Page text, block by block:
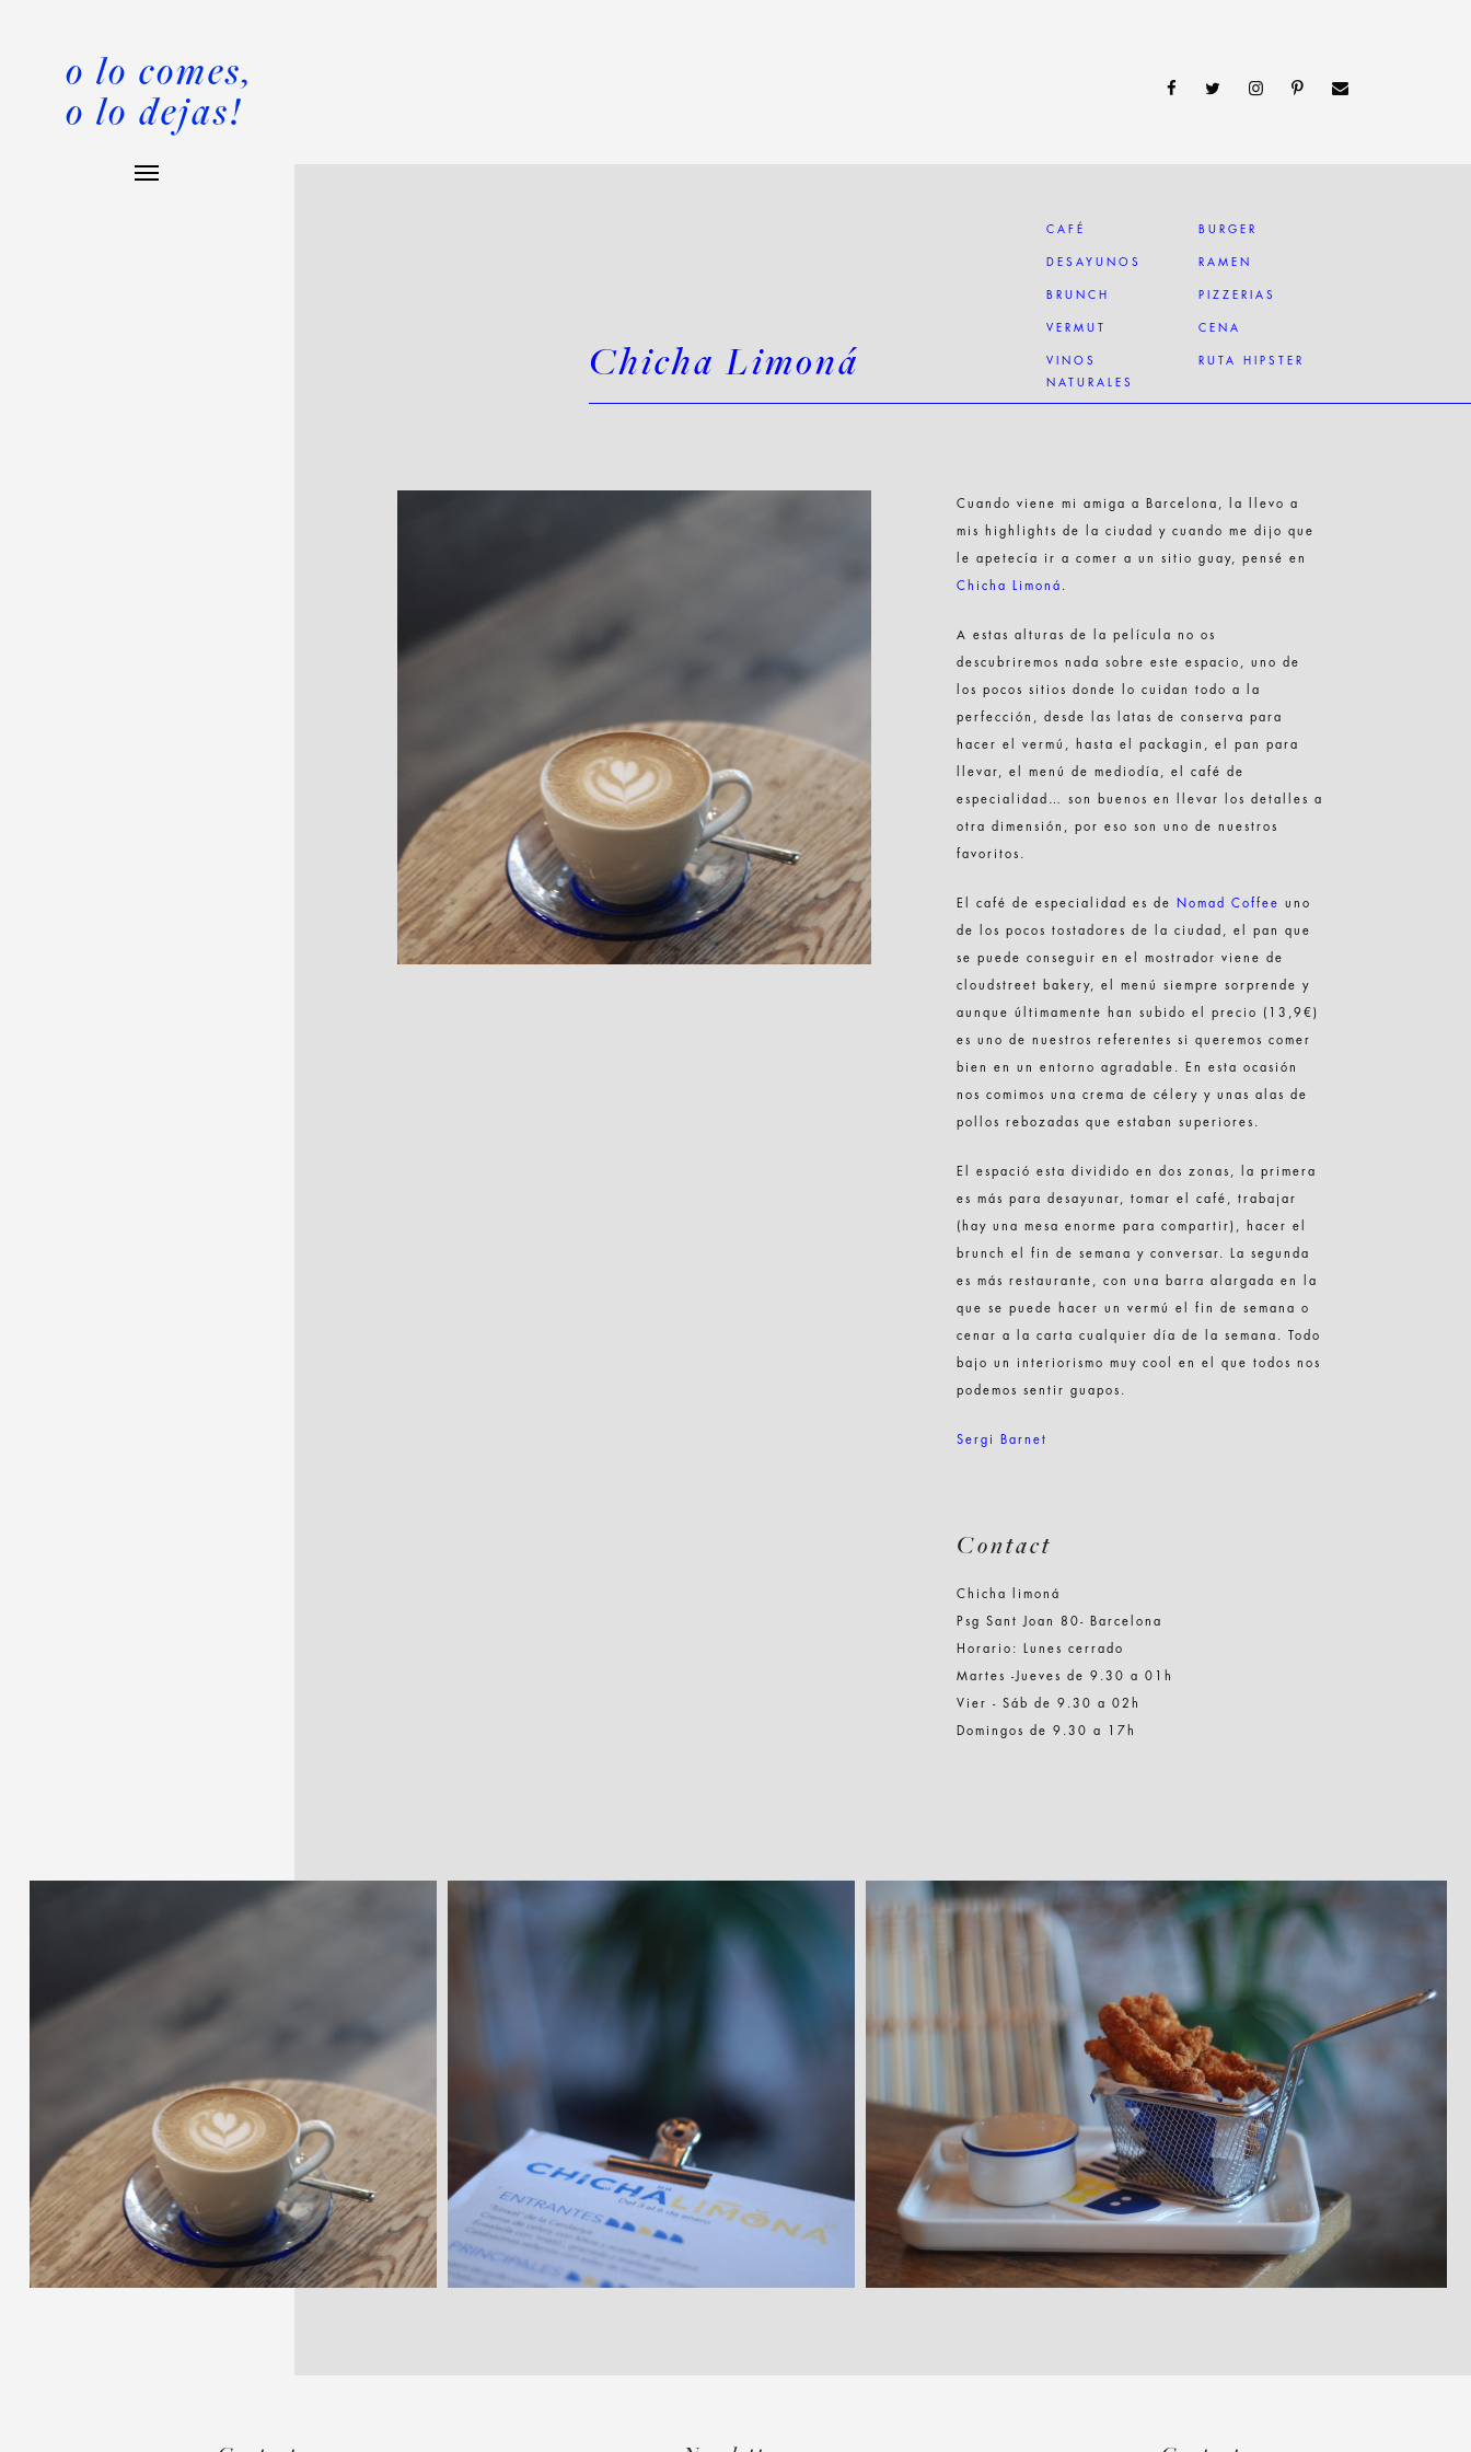
o lo comes,
o lo dejas!
Chicha Limoná
CAFÉ
DESAYUNOS
BRUNCH
VERMUT
VINOS
NATURALES
BURGER
RAMEN
PIZZERIAS
CENA
RUTA HIPSTER
Cuando viene mi amiga a Barcelona, la llevo a
mis highlights de la ciudad y cuando me dijo que
le apetecía ir a comer a un sitio guay, pensé en
Chicha Limoná
A estas alturas de la película no os
descubriremos nada sobre este espacio, uno de
los pocos sitios donde lo cuidan todo a la
perfección, desde las latas de conserva para
hacer el vermú, hasta el packagin, el pan para
llevar, el menú de mediodía, el café de
especialidad… son buenos en llevar los detalles a
otra dimensión, por eso son uno de nuestros
favoritos.
El café de especialidad es de Nomad Coffee uno
de los pocos tostadores de la ciudad, el pan que
se puede conseguir en el mostrador viene de
cloudstreet bakery, el menú siempre sorprende y
aunque últimamente han subido el precio (13,9€)
es uno de nuestros referentes si queremos comer
bien en un entorno agradable. En esta ocasión
nos comimos una crema de célery y unas alas de
pollos rebozadas que estaban superiores.
El espació esta dividido en dos zonas, la primera
es más para desayunar, tomar el café, trabajar
(hay una mesa enorme para compartir), hacer el
brunch el fin de semana y conversar. La segunda
es más restaurante, con una barra alargada en la
que se puede hacer un vermú el fin de semana o
cenar a la carta cualquier día de la semana. Todo
bajo un interiorismo muy cool en el que todos nos
podemos sentir guapos.
Sergi Barnet
Contact
Chicha limoná
Psg Sant Joan 80- Barcelona
Horario: Lunes cerrado
Martes -Jueves de 9.30 a 01h
Vier - Sáb de 9.30 a 02h
Domingos de 9.30 a 17h